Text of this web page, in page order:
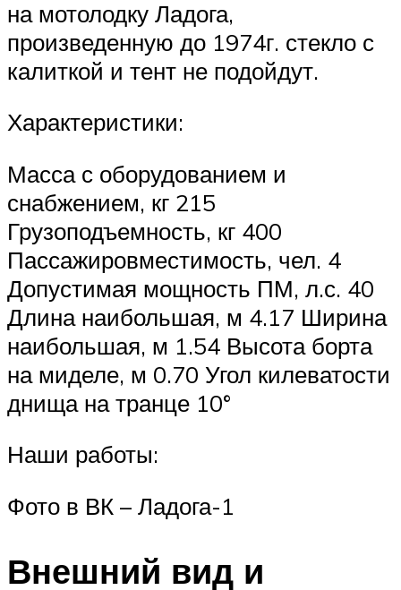
на мотолодку Ладога,
произведенную до 1974г. стекло с
калиткой и тент не подойдут.
Характеристики:
Масса с оборудованием и
снабжением, кг 215
Грузоподъемность, кг 400
Пассажировместимость, чел. 4
Допустимая мощность ПМ, л.с. 40
Длина наибольшая, м 4.17 Ширина
наибольшая, м 1.54 Высота борта
на миделе, м 0.70 Угол килеватости
днища на транце 10°
Наши работы:
Фото в ВК – Ладога-1
Внешний вид и